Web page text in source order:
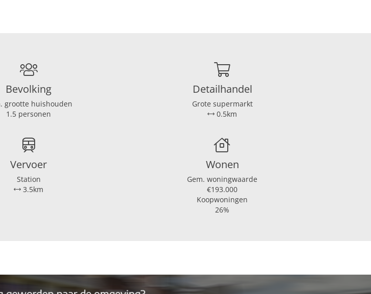
5
4
120 m²
Bevolking
grootte huishouden
1.5 personen
Detailhandel
Grote supermarkt
0.5km
Vervoer
Station
3.5km
Wonen
Gem. woningwaarde
€193.000
Koopwoningen
26%